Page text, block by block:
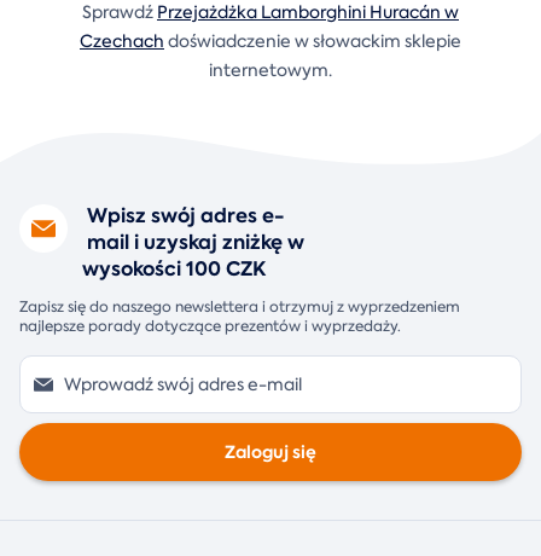
Sprawdź Przejażdżka Lamborghini Huracán w
Czechach doświadczenie w słowackim sklepie
internetowym.
Wpisz swój adres e-
mail i uzyskaj zniżkę w
wysokości 100 CZK
Zapisz się do naszego newslettera i otrzymuj z wyprzedzeniem
najlepsze porady dotyczące prezentów i wyprzedaży.
Zaloguj się